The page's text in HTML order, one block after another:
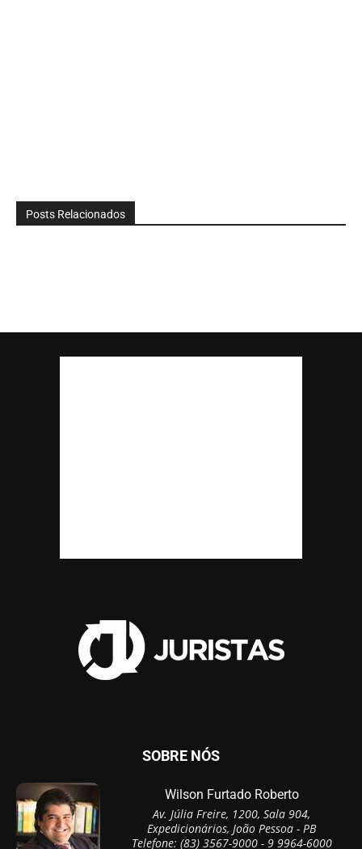
Posts Relacionados
SOBRE NÓS
Wilson Furtado Roberto
Av. Júlia Freire, 1200, Sala 904,
Expedicionários, João Pessoa - PB
Telefone: (83) 3567-9000 - 9 9964-6000